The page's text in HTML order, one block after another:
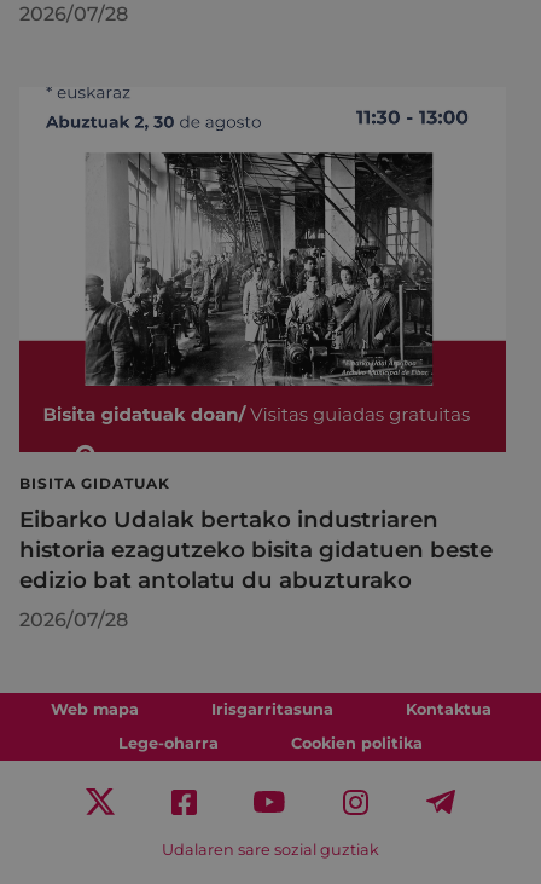
2026/07/28
BISITA GIDATUAK
Eibarko Udalak bertako industriaren
historia ezagutzeko bisita gidatuen beste
edizio bat antolatu du abuzturako
2026/07/28
Web mapa Irisgarritasuna
Kontaktua
Lege-oharra
Cookien politika
Udalaren sare sozial guztiak